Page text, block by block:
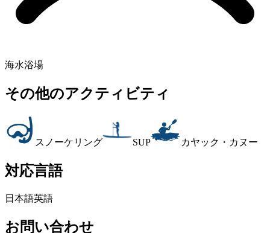
海水浴場
その他のアクティビティ
スノーケリング SUP カヤック・カヌー
対応言語
日本語英語
お問い合わせ